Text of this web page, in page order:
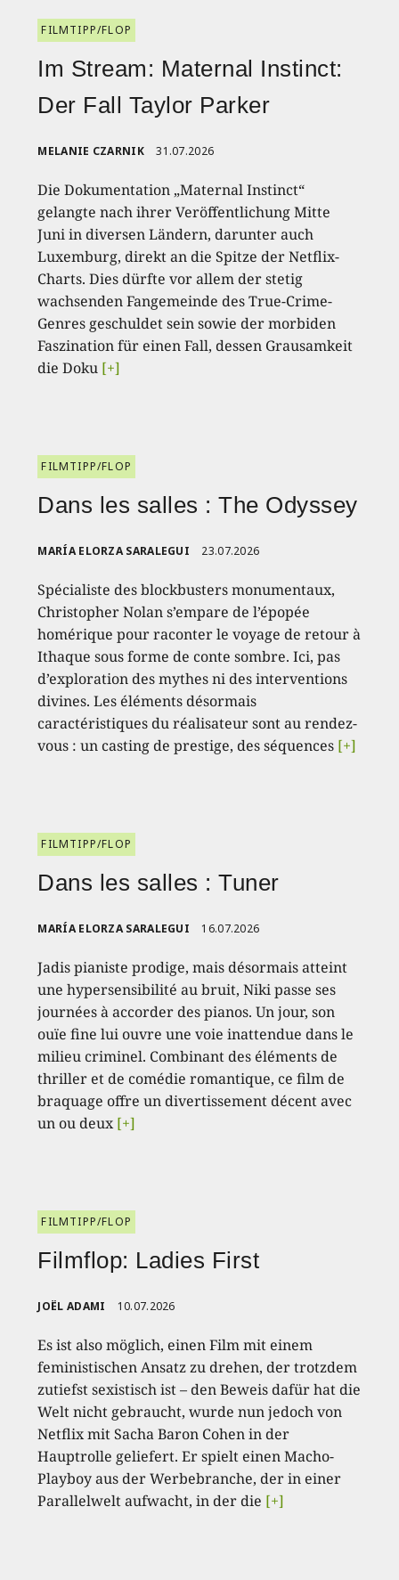
FILMTIPP/FLOP
Im Stream: Maternal Instinct:
Der Fall Taylor Parker
MELANIE CZARNIK 31.07.2026
Die Dokumentation „Maternal Instinct“
gelangte nach ihrer Veröffentlichung Mitte
Juni in diversen Ländern, darunter auch
Luxemburg, direkt an die Spitze der Netflix-
Charts. Dies dürfte vor allem der stetig
wachsenden Fangemeinde des True-Crime-
Genres geschuldet sein sowie der morbiden
Faszination für einen Fall, dessen Grausamkeit
die Doku [+]
FILMTIPP/FLOP
Dans les salles : The Odyssey
MARÍA ELORZA SARALEGUI 23.07.2026
Spécialiste des blockbusters monumentaux,
Christopher Nolan s’empare de l’épopée
homérique pour raconter le voyage de retour à
Ithaque sous forme de conte sombre. Ici, pas
d’exploration des mythes ni des interventions
divines. Les éléments désormais
caractéristiques du réalisateur sont au rendez-
vous : un casting de prestige, des séquences [+]
FILMTIPP/FLOP
Dans les salles : Tuner
MARÍA ELORZA SARALEGUI 16.07.2026
Jadis pianiste prodige, mais désormais atteint
une hypersensibilité au bruit, Niki passe ses
journées à accorder des pianos. Un jour, son
ouïe fine lui ouvre une voie inattendue dans le
milieu criminel. Combinant des éléments de
thriller et de comédie romantique, ce film de
braquage offre un divertissement décent avec
un ou deux[+]
FILMTIPP/FLOP
Filmflop: Ladies First
JOËL ADAMI 10.07.2026
Es ist also möglich, einen Film mit einem
feministischen Ansatz zu drehen, der trotzdem
zutiefst sexistisch ist – den Beweis dafür hat die
Welt nicht gebraucht, wurde nun jedoch von
Netflix mit Sacha Baron Cohen in der
Hauptrolle geliefert. Er spielt einen Macho-
Playboy aus der Werbebranche, der in einer
Parallelwelt aufwacht, in der die [+]